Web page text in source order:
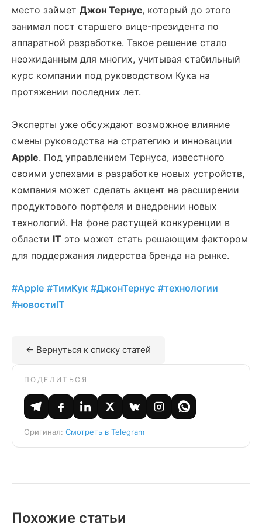
место займет Джон Тернус, который до этого
занимал пост старшего вице-президента по
аппаратной разработке. Такое решение стало
неожиданным для многих, учитывая стабильный
курс компании под руководством Кука на
протяжении последних лет.
Эксперты уже обсуждают возможное влияние
смены руководства на стратегию и инновации
Apple. Под управлением Тернуса, известного
своими успехами в разработке новых устройств,
компания может сделать акцент на расширении
продуктового портфеля и внедрении новых
технологий. На фоне растущей конкуренции в
области IT это может стать решающим фактором
для поддержания лидерства бренда на рынке.
#Apple #ТимКук #ДжонТернус #технологии
#новостиIT
← Вернуться к списку статей
ПОДЕЛИТЬСЯ
Оригинал: Смотреть в Telegram
Похожие статьи